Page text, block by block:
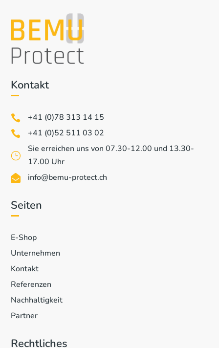
Kontakt
 +41 (0)78 313 14 15
 +41 (0)52 511 03 02
}
Sie erreichen uns von 07.30-12.00 und 13.30-
17.00 Uhr
 info@bemu-protect.ch
Seiten
E-Shop
Unternehmen
Kontakt
Referenzen
Nachhaltigkeit
Partner
Rechtliches